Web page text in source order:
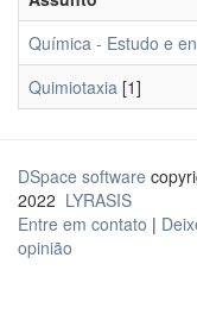
Química - Estudo e
Quimiotaxia [1]
DSpace software
2022 LYRASIS
Entre em contato |
opinião